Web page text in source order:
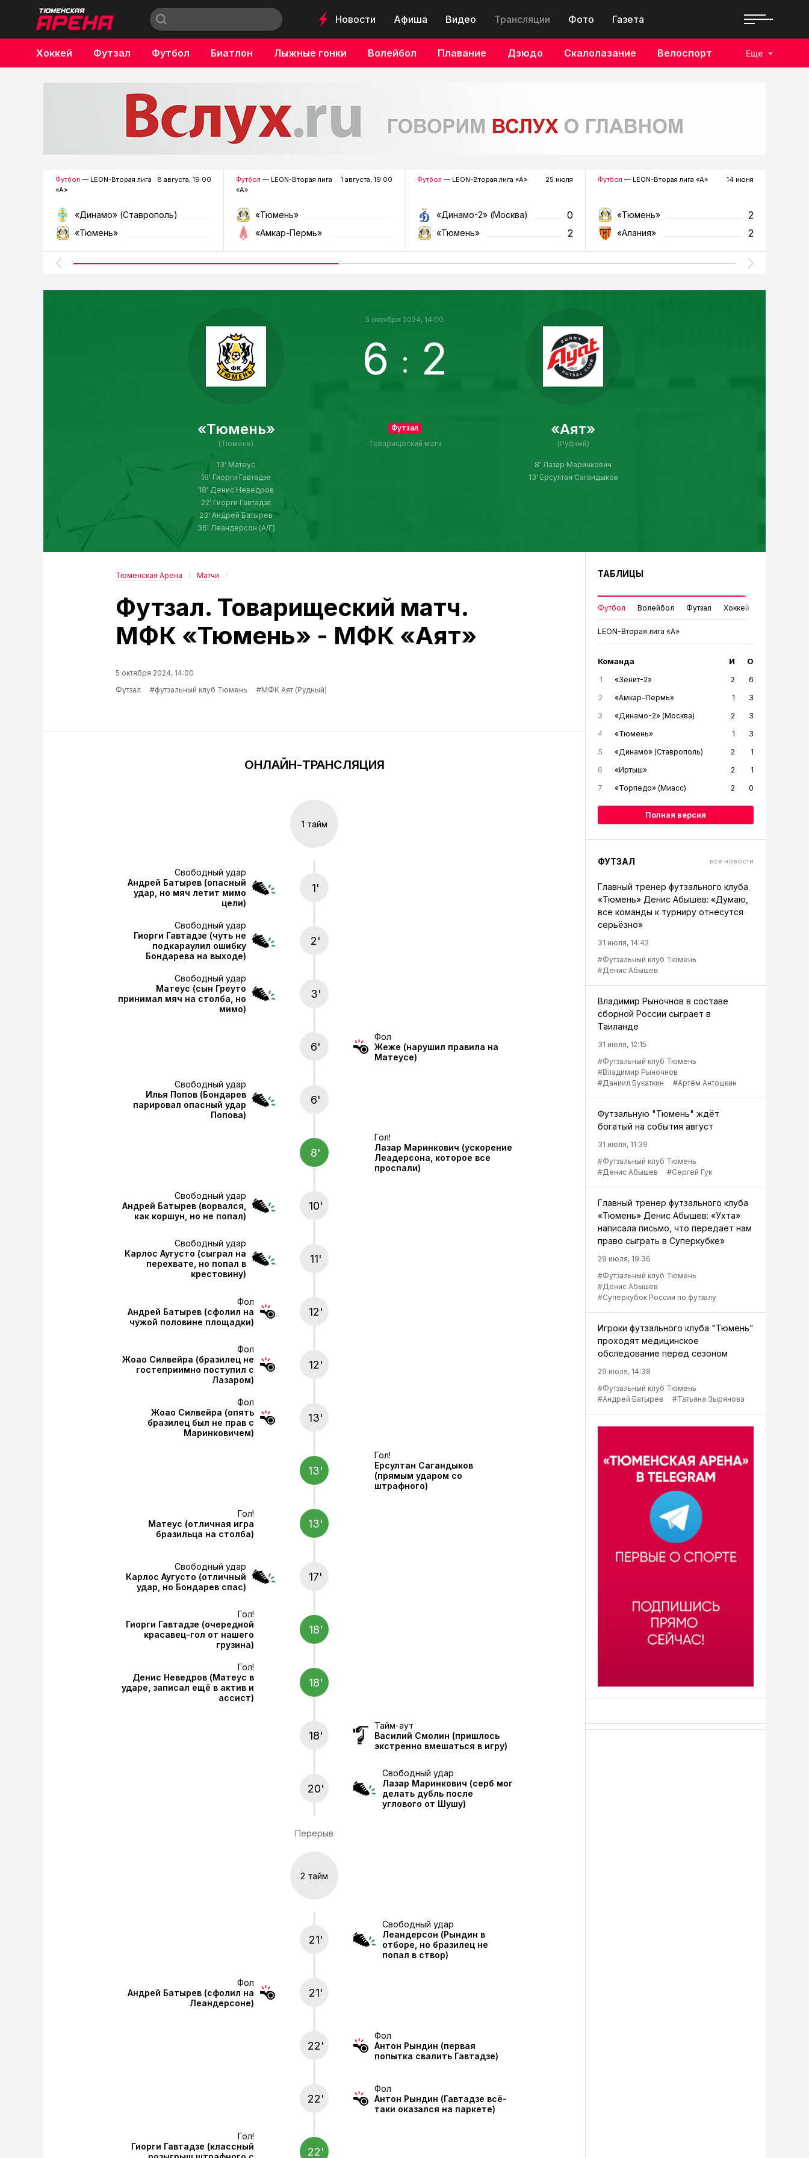
Новости Афиша Видео Трансляции Фото Газета
Хоккей Футзал Футбол Биатлон Лыжные гонки Волейбол Плавание Дзюдо Скалолазание Велоспорт
Бокс
Еще
Футбол — LEON-Вторая лига
«А»
8 августа, 19:00
«Динамо» (Ставрополь)
«Тюмень»
Футбол — LEON-Вторая лига
«А»
1 августа, 19:00
«Тюмень»
«Амкар-Пермь»
Футбол — LEON-Вторая лига «А» 25 июля
«Динамо-2» (Москва) 0
«Тюмень» 2
Футбол — LEON-Вторая лига «А» 14 июня
«Тюмень» 2
«Алания» 2
«Тюмень»
(Тюмень)
13' Матеус
18' Гиорги Гавтадзе
18' Денис Неведров
22' Гиорги Гавтадзе
23' Андрей Батырев
36' Леандерсон (А/Г)
5 октября 2024, 14:00
6 : 2
Футзал
Товарищеский матч
«Аят»
(Рудный)
8' Лазар Маринкович
13' Ерсултан Сагандыков
Тюменская Арена Матчи
Футзал. Товарищеский матч.
МФК «Тюмень» - МФК «Аят»
5 октября 2024, 14:00
Футзал
#футзальный клуб Тюмень #МФК Аят (Рудный)
ОНЛАЙН-ТРАНСЛЯЦИЯ
1 тайм
Свободный удар
Андрей Батырев (опасный
удар, но мяч летит мимо
цели)
1'
Свободный удар
Гиорги Гавтадзе (чуть не
подкараулил ошибку
Бондарева на выходе)
2'
Свободный удар
Матеус (сын Греуто
принимал мяч на столба, но
мимо)
3'
6'
Фол
Жеже (нарушил правила на
Матеусе)
Свободный удар
Илья Попов (Бондарев
парировал опасный удар
Попова)
6'
8'
Гол!
Лазар Маринкович (ускорение
Леадерсона, которое все
проспали)
Свободный удар
Андрей Батырев (ворвался,
как коршун, но не попал)
10'
Свободный удар
Карлос Аугусто (сыграл на
перехвате, но попал в
крестовину)
11'
Фол
Андрей Батырев (сфолил на
чужой половине площадки)
12'
Фол
Жоао Силвейра (бразилец не
гостеприимно поступил с
Лазаром)
12'
Фол
Жоао Силвейра (опять
бразилец был не прав с
Маринковичем)
13'
13'
Гол!
Ерсултан Сагандыков
(прямым ударом со
штрафного)
Гол!
Матеус (отличная игра
бразильца на столба)
13'
Свободный удар
Карлос Аугусто (отличный
удар, но Бондарев спас)
17'
Гол!
Гиорги Гавтадзе (очередной
красавец-гол от нашего
грузина)
18'
Гол!
Денис Неведров (Матеус в
ударе, записал ещё в актив и
ассист)
18'
18'
Тайм-аут
Василий Смолин (пришлось
экстренно вмешаться в игру)
20'
Свободный удар
Лазар Маринкович (серб мог
делать дубль после
углового от Шушу)
Перерыв
2 тайм
21'
Свободный удар
Леандерсон (Рындин в
отборе, но бразилец не
попал в створ)
Фол
Андрей Батырев (сфолил на
Леандерсоне)
21'
22'
Фол
Антон Рындин (первая
попытка свалить Гавтадзе)
22'
Фол
Антон Рындин (Гавтадзе всё-
таки оказался на паркете)
Гол!
Гиорги Гавтадзе (классный
22'
ТАБЛИЦЫ
Футбол Волейбол Футзал Хоккей
LEON-Вторая лига «А»
Команда И О
1 «Зенит-2» 2
6
2
«Амкар-Пермь» 1
3
3
«Динамо-2» (Москва) 2
3
4
«Тюмень» 1
3
5
«Динамо» (Ставрополь) 2
1
6
«Иртыш» 2
1
7
«Торпедо» (Миасс) 2 0
Полная версия
ФУТЗАЛ все новости
Главный тренер футзального клуба
«Тюмень» Денис Абышев: «Думаю,
все команды к турниру отнесутся
серьёзно»
31 июля, 14:42
#Футзальный клуб Тюмень
#Денис Абышев
Владимир Рыночнов в составе
сборной России сыграет в
Таиланде
31 июля, 12:15
#Футзальный клуб Тюмень
#Владимир Рыночнов
#Даниил Букаткин
#Артём Антошкин
Футзальную "Тюмень" ждёт
богатый на события август
31 июля, 11:39
#Футзальный клуб Тюмень
#Денис Абышев
#Сергей Гук
Главный тренер футзального клуба
«Тюмень» Денис Абышев: «Ухта»
написала письмо, что передаёт нам
право сыграть в Суперкубке»
29 июля, 19:36
#Футзальный клуб Тюмень
#Денис Абышев
#Суперкубок России по футзалу
Игроки футзального клуба "Тюмень"
проходят медицинское
обследование перед сезоном
29 июля, 14:38
#Футзальный клуб Тюмень
#Андрей Батырев
#Татьяна Зырянова